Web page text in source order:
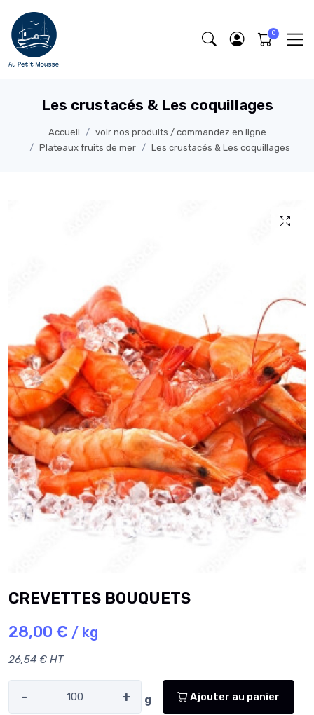
Les crustacés & Les coquillages
Accueil
voir nos produits / commandez en ligne
Plateaux fruits de mer
Les crustacés & Les coquillages
CREVETTES BOUQUETS
28,00 € / kg
26,54 € HT
- + g Ajouter au panier